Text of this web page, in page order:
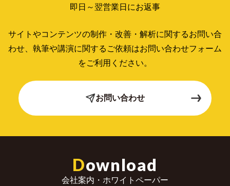
即日～翌営業日にお返事
サイトやコンテンツの制作・改善・解析に関するお問い合
わせ、 執筆や講演に関するご依頼はお問い合わせフォーム
をご利用ください。
お問い合わせ
Download
会社案内・ホワイトペーパー